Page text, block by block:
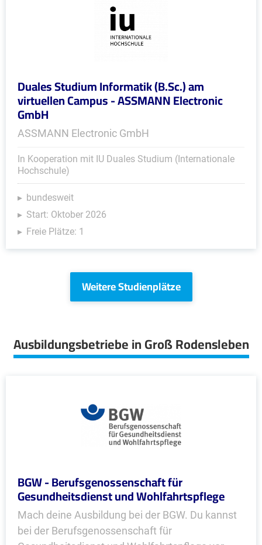
Duales Studium Informatik (B.Sc.) am
virtuellen Campus - ASSMANN Electronic
GmbH
ASSMANN Electronic GmbH
In Kooperation mit IU Duales Studium (Internationale
Hochschule)
bundesweit
Start: Oktober 2026
Freie Plätze: 1
Weitere Studienplätze
Ausbildungsbetriebe in Groß Rodensleben
BGW - Berufsgenossenschaft für
Gesundheitsdienst und Wohlfahrtspflege
Mach deine Ausbildung bei der BGW. Du kannst
bei der Berufsgenossenschaft für